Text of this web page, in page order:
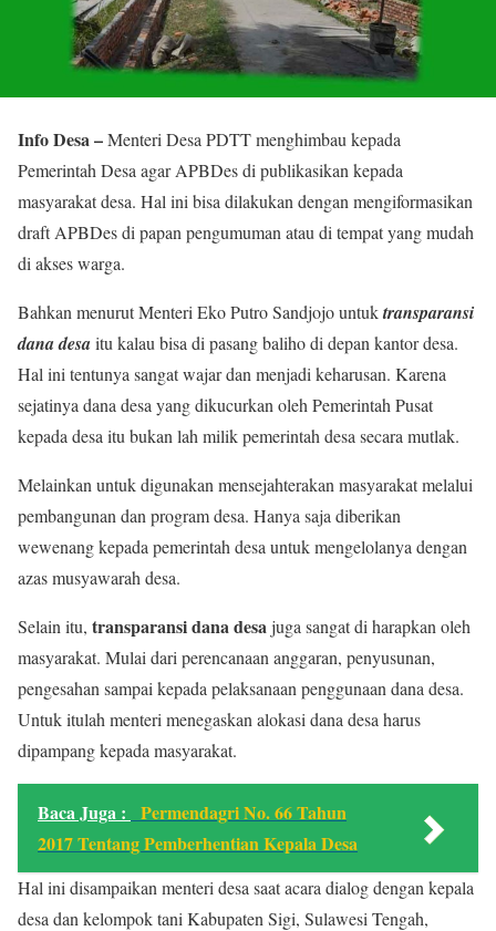
Info Desa –Menteri Desa PDTT menghimbau kepada
Pemerintah Desa agar APBDes di publikasikan kepada
masyarakat desa. Hal ini bisa dilakukan dengan mengiformasikan
draft APBDes di papan pengumuman atau di tempat yang mudah
di akses warga.
Bahkan menurut Menteri Eko Putro Sandjojo untuktransparansi
dana desaitu kalau bisa di pasang baliho di depan kantor desa.
Hal ini tentunya sangat wajar dan menjadi keharusan. Karena
sejatinya dana desa yang dikucurkan oleh Pemerintah Pusat
kepada desa itu bukan lah milik pemerintah desa secara mutlak.
Melainkan untuk digunakan mensejahterakan masyarakat melalui
pembangunan dan program desa. Hanya saja diberikan
wewenang kepada pemerintah desa untuk mengelolanya dengan
azas musyawarah desa.
Selain itu, transparansi dana desajuga sangat di harapkan oleh
masyarakat. Mulai dari perencanaan anggaran, penyusunan,
pengesahan sampai kepada pelaksanaan penggunaan dana desa.
Untuk itulah menteri menegaskan alokasi dana desa harus
dipampang kepada masyarakat.
Baca Juga :
Permendagri No. 66 Tahun
2017 Tentang Pemberhentian Kepala Desa
Hal ini disampaikan menteri desa saat acara dialog dengan kepala
desa dan kelompok tani Kabupaten Sigi, Sulawesi Tengah,